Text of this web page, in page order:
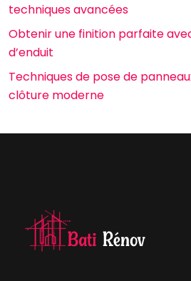
techniques avancées
Obtenir une finition parfaite
d’enduit
Techniques de pose de
clôture moderne